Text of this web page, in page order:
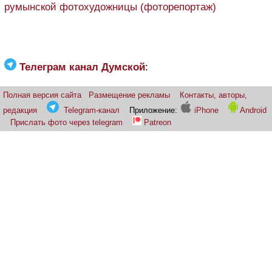
румынской фотохудожницы (фоторепортаж)
Телеграм канал Думской:
Полная версия сайта Размещение рекламы
Контакты, авторы,
редакция
Telegram-канал Приложение: iPhone
Android
Прислать фото через telegram
Patreon